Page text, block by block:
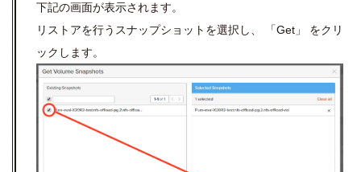
下記の画面が表示されます。
リストアを行うスナップショットを選択し、 「Get」 をクリ
ックします。